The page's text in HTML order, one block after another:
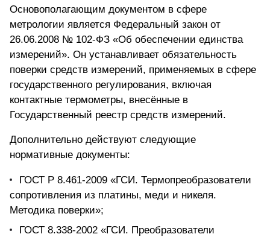
Основополагающим документом в сфере
метрологии является Федеральный закон от
26.06.2008 № 102-ФЗ «Об обеспечении единства
измерений». Он устанавливает обязательность
поверки средств измерений, применяемых в сфере
государственного регулирования, включая
контактные термометры, внесённые в
Государственный реестр средств измерений.
Дополнительно действуют следующие
нормативные документы:
ГОСТ Р 8.461-2009 «ГСИ. Термопреобразователи
сопротивления из платины, меди и никеля.
Методика поверки»;
ГОСТ 8.338-2002 «ГСИ. Преобразователи